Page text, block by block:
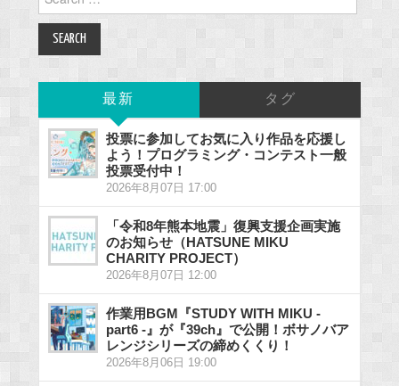
for:
最新 タグ
投票に参加してお気に入り作品を応援し
よう！プログラミング・コンテスト一般
投票受付中！
2026年8月07日 17:00
「令和8年熊本地震」復興支援企画実施
のお知らせ（HATSUNE MIKU
CHARITY PROJECT）
2026年8月07日 12:00
作業用BGM『STUDY WITH MIKU -
part6 -』が『39ch』で公開！ボサノバア
レンジシリーズの締めくくり！
2026年8月06日 19:00